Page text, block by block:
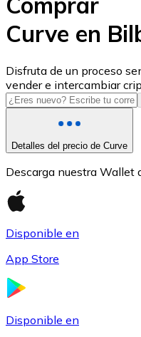
USD Coin
USDC
Curve en
Disfruta de un proceso
vender e intercambiar
Detalles del precio de Curve
Descarga nuestra Wallet
Disponible en
App Store
Disponible en